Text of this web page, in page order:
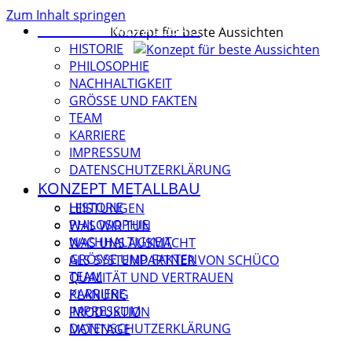
Zum Inhalt springen
Konzept für beste Aussichten
KONZEPT METALLBAU
HISTORIE
PHILOSOPHIE
NACHHALTIGKEIT
GRÖSSE UND FAKTEN
TEAM
KARRIERE
IMPRESSUM
DATENSCHUTZERKLÄRUNG
LEISTUNGEN
LEISTUNGEN
WAS WIR TUN
WAS UNS AUSMACHT
ALS SYSTEMPARTNER VON SCHÜCO
QUALITÄT UND VERTRAUEN
PLANUNG
PRODUKTION
MONTAGE
KONZEPT METALLBAU
HISTORIE
PHILOSOPHIE
NACHHALTIGKEIT
GRÖSSE UND FAKTEN
TEAM
KARRIERE
IMPRESSUM
DATENSCHUTZERKLÄRUNG